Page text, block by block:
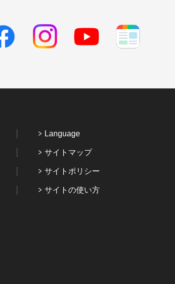
Language
サイトマップ
サイトポリシー
サイトの使い方